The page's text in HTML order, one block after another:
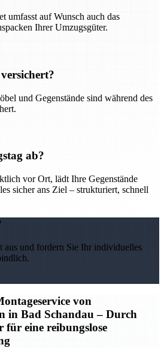
umfasst auf Wunsch auch das
Ihrer Umzugsgüter.
und Gegenstände sind während des
ab?
vor Ort, lädt Ihre Gegenstände
sicher ans Ziel – strukturiert, schnell
aus und fordern Sie Ihr individuelles
von
in Bad Schandau – Durch
für eine reibungslose